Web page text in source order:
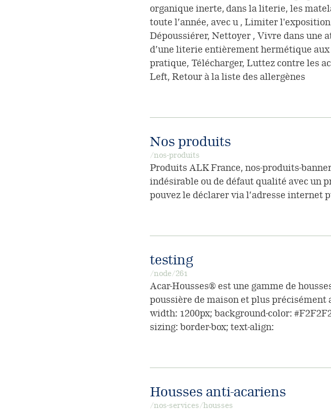
organique inerte, dans la literie, les
toute l’année, avec u , Limiter
Dépoussiérer, Nettoyer , Vivre dans une
d’une literie entièrement hermétique
pratique, Télécharger, Luttez contre les
Left, Retour à la liste des allergènes
Nos produits
/nos-produits
Produits ALK France, nos-produits-
indésirable ou de défaut qualité avec un
pouvez le déclarer via l’adresse internet
testing
/node/261
Acar-Housses® est une gamme de
poussière de maison et plus précisément
width: 1200px; background-color:
sizing: border-box; text-align:
Housses anti-acariens
/nos-services/housses